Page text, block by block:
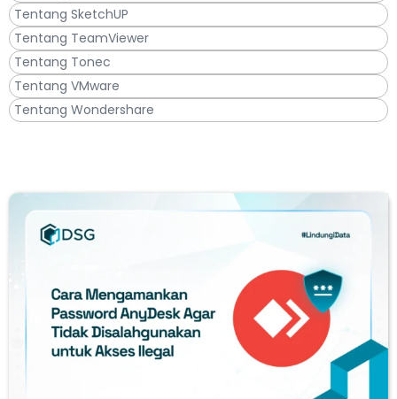
Tentang SketchUP
Tentang TeamViewer
Tentang Tonec
Tentang VMware
Tentang Wondershare